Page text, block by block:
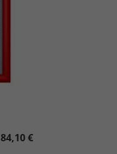
84,10 €